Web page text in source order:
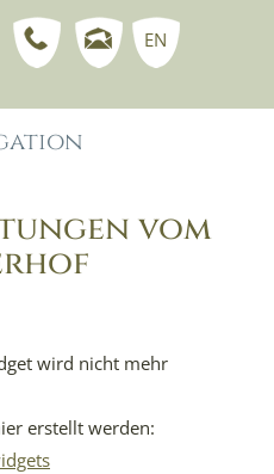
EN
vom
wird nicht mehr
erstellt werden: